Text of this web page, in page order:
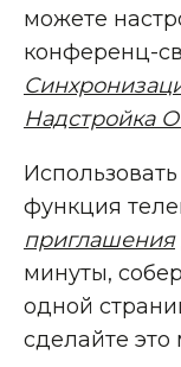
можете
конференц-
Надстройка
Использовать
функция
приглашения
минуты,
одной
сделайте это